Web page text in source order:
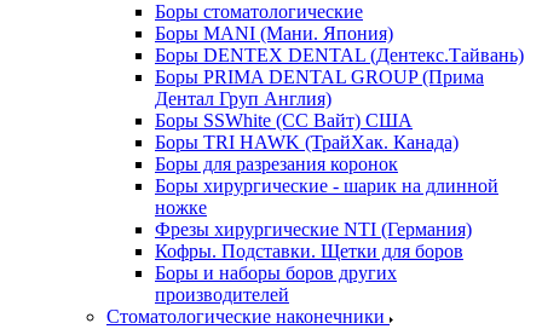
Боры стоматологические
Боры MANI (Мани. Япония)
Боры DENTEX DENTAL (Дентекс.Тайвань)
Боры PRIMA DENTAL GROUP (Прима
Дентал Груп Англия)
Боры SSWhite (СС Вайт) США
Боры TRI HAWK (ТрайХак. Канада)
Боры для разрезания коронок
Боры хирургические - шарик на длинной
ножке
Фрезы хирургические NTI (Германия)
Кофры. Подставки. Щетки для боров
Боры и наборы боров других
производителей
Стоматологические наконечники